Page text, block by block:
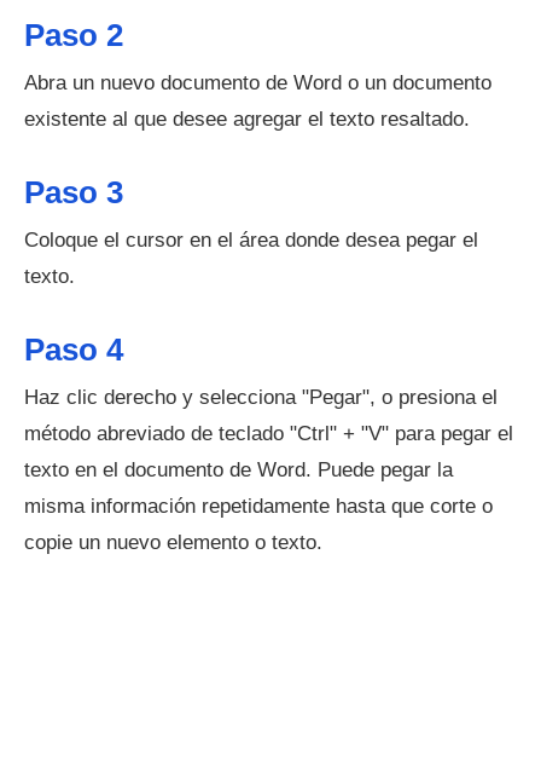
Paso 2
Abra un nuevo documento de Word o un documento
existente al que desee agregar el texto resaltado.
Paso 3
Coloque el cursor en el área donde desea pegar el
texto.
Paso 4
Haz clic derecho y selecciona "Pegar", o presiona el
método abreviado de teclado "Ctrl" + "V" para pegar el
texto en el documento de Word. Puede pegar la
misma información repetidamente hasta que corte o
copie un nuevo elemento o texto.